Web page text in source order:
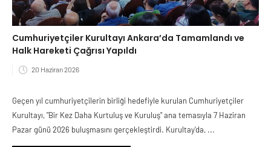
Cumhuriyetçiler Kurultayı Ankara’da Tamamlandı ve
Halk Hareketi Çağrısı Yapıldı
20 Haziran 2026
Geçen yıl cumhuriyetçilerin birliği hedefiyle kurulan Cumhuriyetçiler
Kurultayı, "Bir Kez Daha Kurtuluş ve Kuruluş" ana temasıyla 7 Haziran
Pazar günü 2026 buluşmasını gerçekleştirdi. Kurultay'da, ...